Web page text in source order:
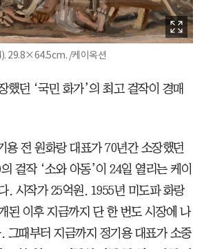
29.8×64.5cm. /케이옥션
했던 ‘국민 화가’의 최고 걸작이 경매
용 전 원화랑 대표가 70년간 소장했던
걸작 ‘소와 아동’이 24일 열리는 케이
. 시작가 25억원. 1955년 미도파 화랑
된 이후 지금까지 단 한 번도 시장에 나
그때부터 지금까지 정기용 대표가 소중